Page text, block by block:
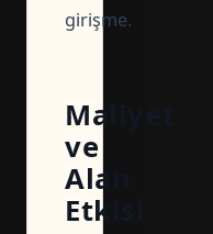
girişme.
Maliyet
ve
Alan
Etkisi